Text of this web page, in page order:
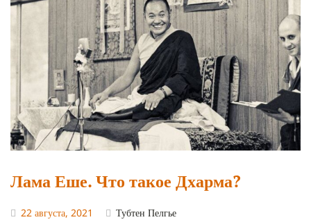
Лама Еше. Что такое Дхарма?
22 августа, 2021
Тубтен Пелгье